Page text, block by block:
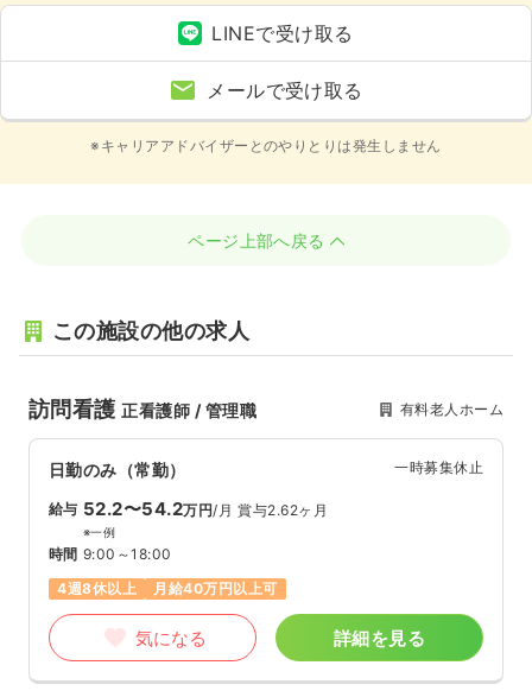
LINEで受け取る
メールで受け取る
※キャリアアドバイザーとのやりとりは発生しません
ページ上部へ戻る
この施設の他の求人
訪問看護正看護師 / 管理職 有料老人ホーム
日勤のみ（常勤） 一時募集休止
給与 52.2〜54.2万円/月 賞与2.62ヶ月
※一例
時間 9:00～18:00
4週8休以上
月給40万円以上可
気になる 詳細を見る